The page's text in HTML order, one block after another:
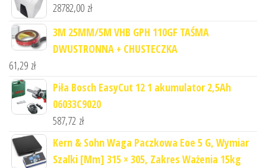
28782,00 zł
3M 25MM/5M VHB GPH 110GF TAŚMA
DWUSTRONNA + CHUSTECZKA
61,29 zł
Piła Bosch EasyCut 12 1 akumulator 2,5Ah
06033C9020
587,72 zł
Kern & Sohn Waga Paczkowa Eoe 5 G, Wymiar
Szalki [Mm] 315 × 305, Zakres Ważenia 15kg